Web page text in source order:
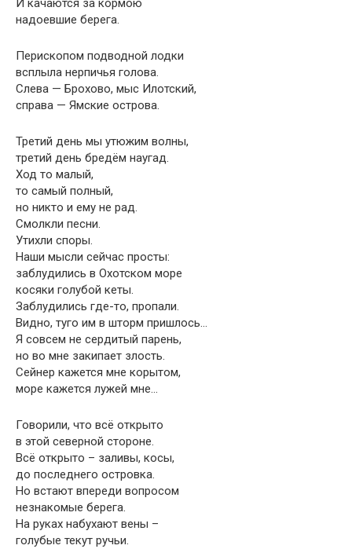
И качаются за кормою
надоевшие берега.
Перископом подводной лодки
всплыла нерпичья голова.
Слева — Брохово, мыс Илотский,
справа — Ямские острова.
Третий день мы утюжим волны,
третий день бредём наугад.
Ход то малый,
то самый полный,
но никто и ему не рад.
Смолкли песни.
Утихли споры.
Наши мысли сейчас просты:
заблудились в Охотском море
косяки голубой кеты.
Заблудились где-то, пропали.
Видно, туго им в шторм пришлось…
Я совсем не сердитый парень,
но во мне закипает злость.
Сейнер кажется мне корытом,
море кажется лужей мне…
Говорили, что всё открыто
в этой северной стороне.
Всё открыто – заливы, косы,
до последнего островка.
Но встают впереди вопросом
незнакомые берега.
На руках набухают вены –
голубые текут ручьи.